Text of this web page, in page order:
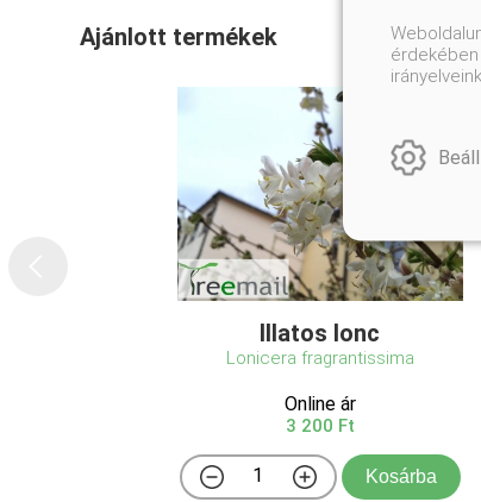
Ajánlott termékek
Illatos lonc
Lonicera fragrantissima
Online ár
3 200 Ft
Kosárba